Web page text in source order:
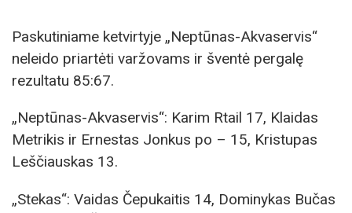
Paskutiniame ketvirtyje „Neptūnas-Akvaservis“
neleido priartėti varžovams ir šventė pergalę
rezultatu 85:67.
„Neptūnas-Akvaservis“: Karim Rtail 17, Klaidas
Metrikis ir Ernestas Jonkus po – 15, Kristupas
Leščiauskas 13.
„Stekas“: Vaidas Čepukaitis 14, Dominykas Bučas